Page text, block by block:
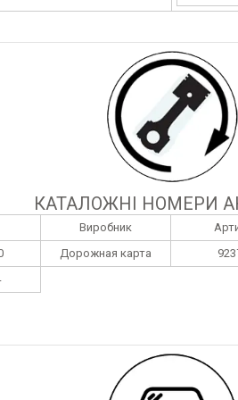
КАТАЛОЖНІ НОМЕРИ
Виробник
Дорожная карта